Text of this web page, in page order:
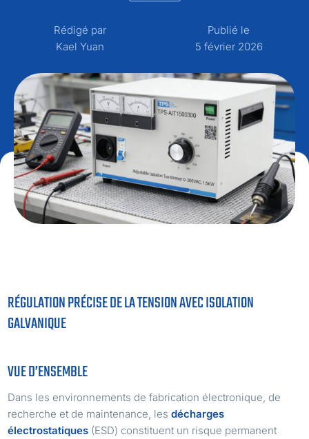
Rédigé par
Kael Yuan
Publié le
5 février 2026
RÉGULATION PRÉCISE DE LA TENSION AVEC ISOLATION
GALVANIQUE
VUE D’ENSEMBLE
Dans les environnements de fabrication électronique, de
recherche et de maintenance, lesdécharges
électrostatiques (ESD) constituent un risque permanent